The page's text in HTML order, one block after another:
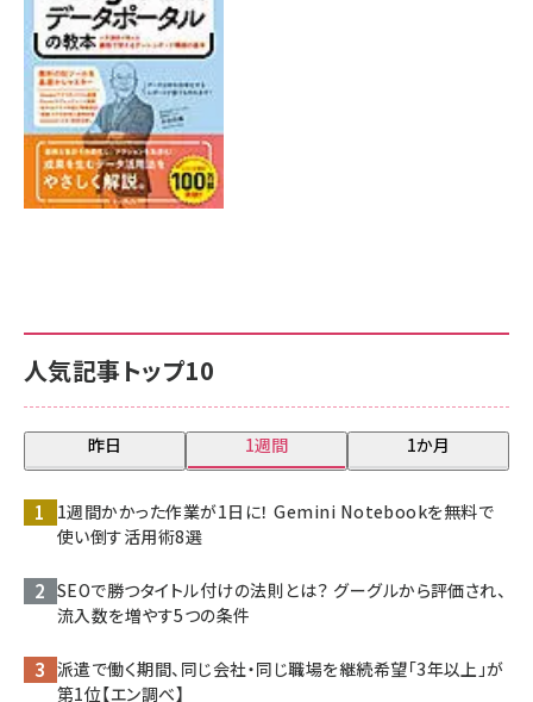
人気記事トップ10
昨日 1週間 1か月
1週間かかった作業が1日に！ Gemini Notebookを無料で
使い倒す活用術8選
SEOで勝つタイトル付けの法則とは？ グーグルから評価され、
流入数を増やす5つの条件
派遣で働く期間、同じ会社・同じ職場を継続希望「3年以上」が
第1位【エン調べ】
7月31日 10:00